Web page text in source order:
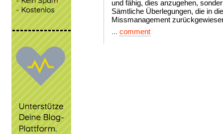
und fähig, dies anzugehen,
Sämtliche Überlegungen, die in
Missmanagement
... comment